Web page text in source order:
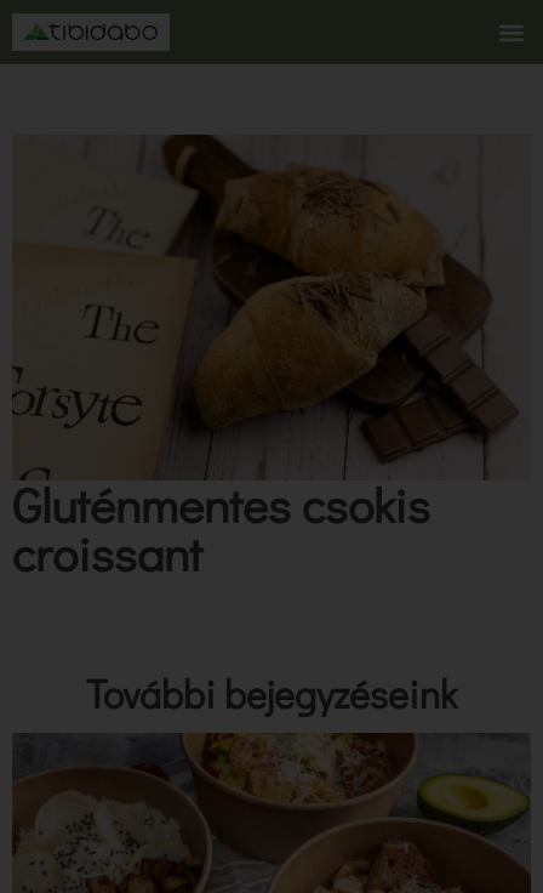
Gluténmentes csokis
croissant
További bejegyzéseink